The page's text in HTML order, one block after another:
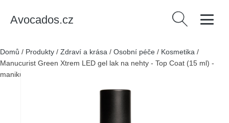
Avocados.cz Vyhledávání
Domů / Produkty / Zdraví a krása / Osobní péče / Kosmetika /
Manucurist Green Xtrem LED gel lak na nehty - Top Coat (15 ml) -
manikúra vydrží až 21 dní